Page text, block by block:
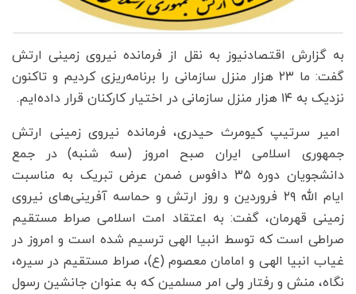
به گزارش اقتصادنیوز به نقل از فرمانده نیروی زمینی ارتش
گفت: ما ۲۳ هزار منزل سازمانی را برنامه‌ریزی کردیم و تاکنون
نزدیک به ۱۴ هزار منزل سازمانی در اختیار کارکنان قرار داده‌ایم.
امیر سرتیپ کیومرث حیدری، فرمانده نیروی زمینی ارتش
جمهوری اسلامی ایران صبح امروز (سه شنبه) در جمع
دانشجویان دوره ۳۵ دافوس ضمن عرض تبریک به مناسبت
ایام الله ۲۹ فروردین و روز ارتش و حماسه آفرینی‌های نیروی
زمینی قهرمان، گفت: به اعتقاد امت اسلامی صراط مستقیم
صراطی است که توسط انبیا الهی ترسیم شده است و امروز در
غیاب انبیا الهی و امامان معصوم (ع)، صراط مستقیم در سیره،
نگاه، منش و رفتار ولی امر مسلمین که به عنوان جانشین رسول